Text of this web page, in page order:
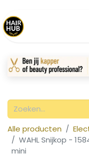
Alle producten
WAHL Snijkop -
mini